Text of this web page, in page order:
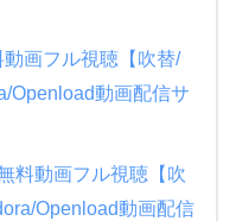
動画フル視聴【吹替/
Openload動画配信サ
料動画フル視聴【吹
Openload動画配信